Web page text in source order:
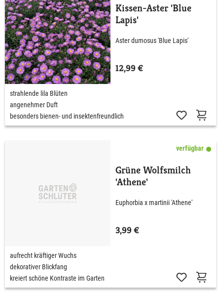
Kissen-Aster 'Blue
Lapis'
Aster dumosus 'Blue Lapis'
12,99 €
strahlende lila Blüten
angenehmer Duft
besonders bienen- und insektenfreundlich
verfügbar
Grüne Wolfsmilch
'Athene'
Euphorbia x martinii 'Athene'
3,99 €
aufrecht kräftiger Wuchs
dekorativer Blickfang
kreiert schöne Kontraste im Garten